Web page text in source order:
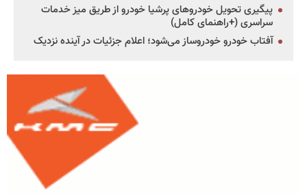
پیگیری تحویل خودروهای پرشیا خودرو از طریق میز خدمات
سراسری (+راهنمای کامل)
آفتاب خودرو خودروساز می‌شود؛ اعلام جزئیات در آینده نزدیک